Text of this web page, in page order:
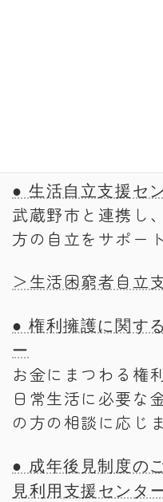
● 生活自立支援セ
武蔵野市と連携し
方の自立をサポー
＞生活困窮者自立
● 権利擁護に関す
ー
お金にまつわる権
日常生活に必要な
の方の相談に応じま
● 成年後見制度の
見利用支援センタ